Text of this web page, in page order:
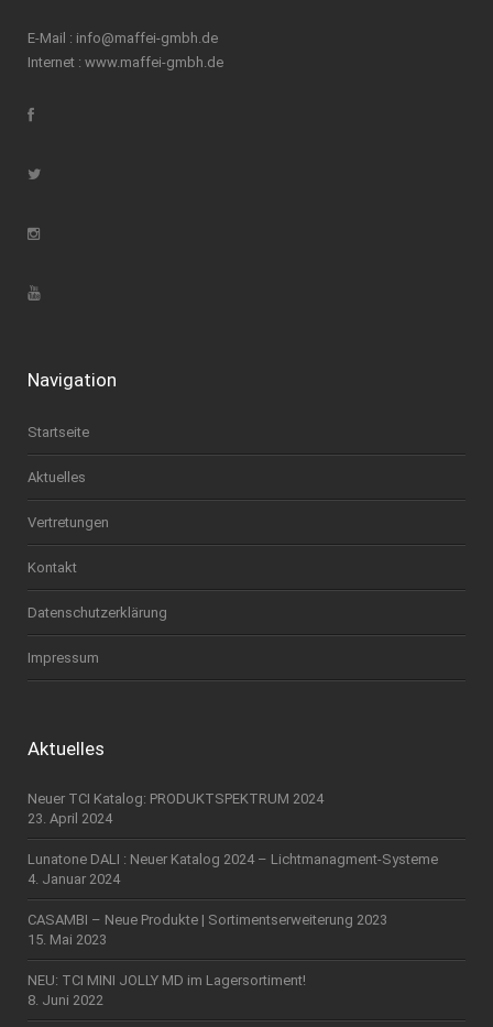
E-Mail : info@maffei-gmbh.de
Internet : www.maffei-gmbh.de
Navigation
Startseite
Aktuelles
Vertretungen
Kontakt
Datenschutzerklärung
Impressum
Aktuelles
Neuer TCI Katalog: PRODUKTSPEKTRUM 2024
23. April 2024
Lunatone DALI : Neuer Katalog 2024 – Lichtmanagment-Systeme
4. Januar 2024
CASAMBI – Neue Produkte | Sortimentserweiterung 2023
15. Mai 2023
NEU: TCI MINI JOLLY MD im Lagersortiment!
8. Juni 2022